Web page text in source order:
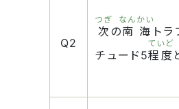
Q2
次
つぎ
の南海
なんかい
トラ
チュード5程度
ていど